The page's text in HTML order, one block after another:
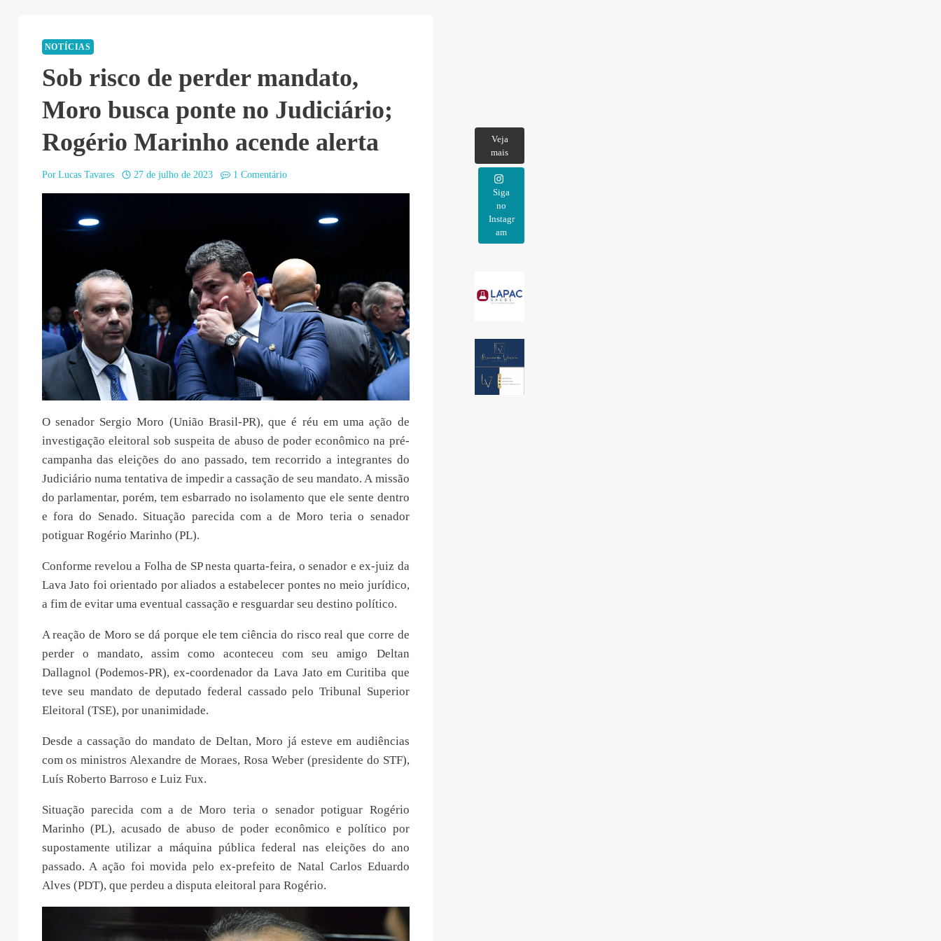
NOTÍCIAS
Sob risco de perder mandato,
Moro busca ponte no Judiciário;
Rogério Marinho acende alerta
Por Lucas Tavares 27 de julho de 2023 1 Comentário
O senador Sergio Moro (União Brasil-PR), que é réu em uma ação de
investigação eleitoral sob suspeita de abuso de poder econômico na pré-
campanha das eleições do ano passado, tem recorrido a integrantes do
Judiciário numa tentativa de impedir a cassação de seu mandato. A missão
do parlamentar, porém, tem esbarrado no isolamento que ele sente dentro
e fora do Senado. Situação parecida com a de Moro teria o senador
potiguar Rogério Marinho (PL).
Conforme revelou a Folha de SP nesta quarta-feira, o senador e ex-juiz da
Lava Jato foi orientado por aliados a estabelecer pontes no meio jurídico,
a fim de evitar uma eventual cassação e resguardar seu destino político.
A reação de Moro se dá porque ele tem ciência do risco real que corre de
perder o mandato, assim como aconteceu com seu amigo Deltan
Dallagnol (Podemos-PR), ex-coordenador da Lava Jato em Curitiba que
teve seu mandato de deputado federal cassado pelo Tribunal Superior
Eleitoral (TSE), por unanimidade.
Desde a cassação do mandato de Deltan, Moro já esteve em audiências
com os ministros Alexandre de Moraes, Rosa Weber (presidente do STF),
Luís Roberto Barroso e Luiz Fux.
Situação parecida com a de Moro teria o senador potiguar Rogério
Marinho (PL), acusado de abuso de poder econômico e político por
supostamente utilizar a máquina pública federal nas eleições do ano
passado. A ação foi movida pelo ex-prefeito de Natal Carlos Eduardo
Alves (PDT), que perdeu a disputa eleitoral para Rogério.
Veja
mais
Siga
no
Instagr
am